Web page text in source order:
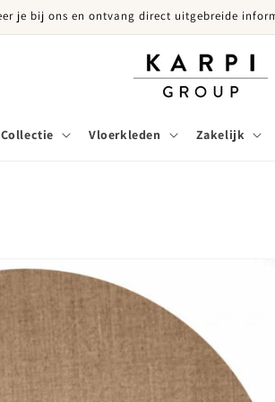
je bij ons en ontvang direct uitgebreide
Collectie Vloerkleden Zakelijk